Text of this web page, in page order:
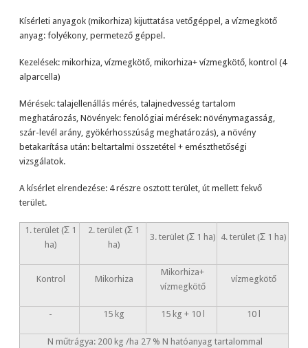
Kísérleti anyagok (mikorhiza) kijuttatása vetőgéppel, a vízmegkötő
anyag: folyékony, permetező géppel.
Kezelések: mikorhiza, vízmegkötő, mikorhiza+ vízmegkötő, kontrol (4
alparcella)
Mérések: talajellenállás mérés, talajnedvesség tartalom
meghatározás, Növények: fenológiai mérések: növénymagasság,
szár-levél arány, gyökérhosszúság meghatározás), a növény
betakarítása után: beltartalmi összetétel + emészthetőségi
vizsgálatok.
A kísérlet elrendezése: 4 részre osztott terület, út mellett fekvő
terület.
1. terület (Σ 1
ha)
2. terület (Σ 1
ha)
3. terület (Σ 1 ha) 4. terület (Σ 1 ha)
Kontrol Mikorhiza
Mikorhiza+
vízmegkötő
vízmegkötő
- 15 kg 15 kg + 10 l 10 l
N műtrágya: 200 kg /ha 27 % N hatóanyag tartalommal